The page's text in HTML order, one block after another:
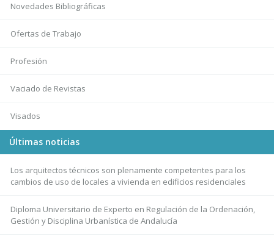
Novedades Bibliográficas
Ofertas de Trabajo
Profesión
Vaciado de Revistas
Visados
Últimas noticias
Los arquitectos técnicos son plenamente competentes para los
cambios de uso de locales a vivienda en edificios residenciales
Diploma Universitario de Experto en Regulación de la Ordenación,
Gestión y Disciplina Urbanística de Andalucía